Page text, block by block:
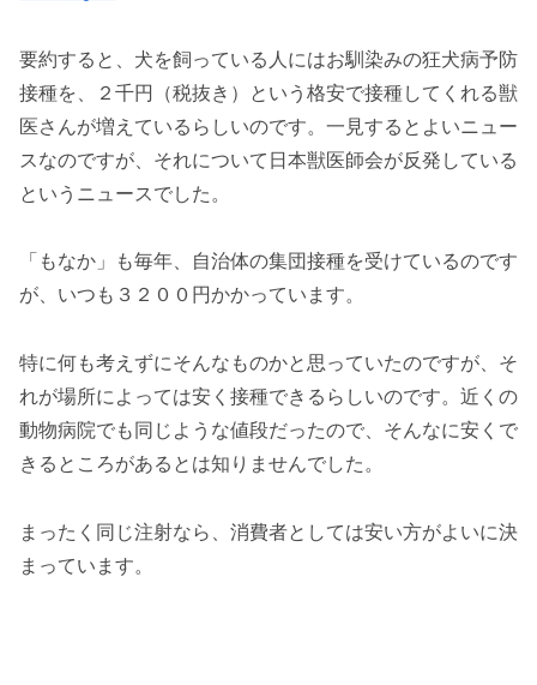
要約すると、犬を飼っている人にはお馴染みの狂犬病予防
接種を、２千円（税抜き）という格安で接種してくれる獣
医さんが増えているらしいのです。一見するとよいニュー
スなのですが、それについて日本獣医師会が反発している
というニュースでした。
「もなか」も毎年、自治体の集団接種を受けているのです
が、いつも３２００円かかっています。
特に何も考えずにそんなものかと思っていたのですが、そ
れが場所によっては安く接種できるらしいのです。近くの
動物病院でも同じような値段だったので、そんなに安くで
きるところがあるとは知りませんでした。
まったく同じ注射なら、消費者としては安い方がよいに決
まっています。